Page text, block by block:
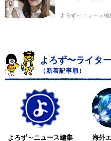
よろず～ニュース編
よろず〜ライタ
（新着記事順）
よろず～ニュース編集
海外